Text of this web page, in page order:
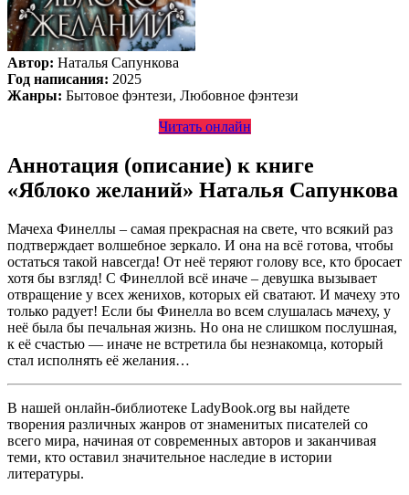
Автор: Наталья Сапункова
Год написания: 2025
Жанры: Бытовое фэнтези, Любовное фэнтези
Читать онлайн
Аннотация (описание) к книге
«Яблоко желаний» Наталья Сапункова
Мачеха Финеллы – самая прекрасная на свете, что всякий раз
подтверждает волшебное зеркало. И она на всё готова, чтобы
остаться такой навсегда! От неё теряют голову все, кто бросает
хотя бы взгляд! С Финеллой всё иначе – девушка вызывает
отвращение у всех женихов, которых ей сватают. И мачеху это
только радует! Если бы Финелла во всем слушалась мачеху, у
неё была бы печальная жизнь. Но она не слишком послушная,
к её счастью — иначе не встретила бы незнакомца, который
стал исполнять её желания…
В нашей онлайн-библиотеке LadyBook.org вы найдете
творения различных жанров от знаменитых писателей со
всего мира, начиная от современных авторов и заканчивая
теми, кто оставил значительное наследие в истории
литературы.